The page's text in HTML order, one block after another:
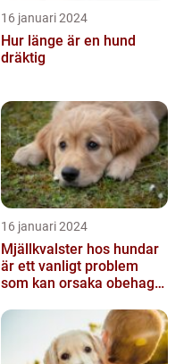
16 januari 2024
Hur länge är en hund
dräktig
16 januari 2024
Mjällkvalster hos hundar
är ett vanligt problem
som kan orsaka obehag
hunden...